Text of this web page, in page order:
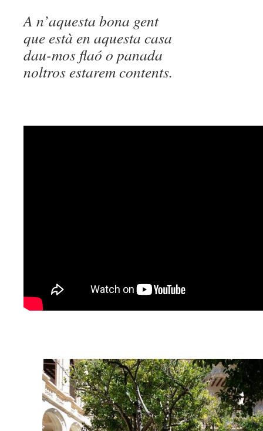
A n’aquesta bona gent
que està en aquesta casa
dau-mos flaó o panada
noltros estarem contents.